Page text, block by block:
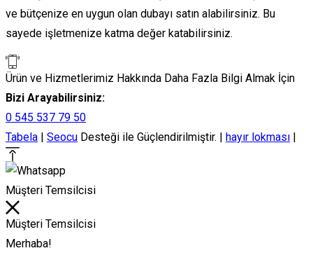
ve bütçenize en uygun olan dubayı satın alabilirsiniz. Bu
sayede işletmenize katma değer katabilirsiniz.
Ürün ve Hizmetlerimiz Hakkında Daha Fazla Bilgi Almak İçin
Bizi Arayabilirsiniz:
0 545 537 79 50
Tabela | Seocu Desteği ile Güçlendirilmiştir. | hayır lokması |
Müşteri Temsilcisi
Müşteri Temsilcisi
Merhaba!